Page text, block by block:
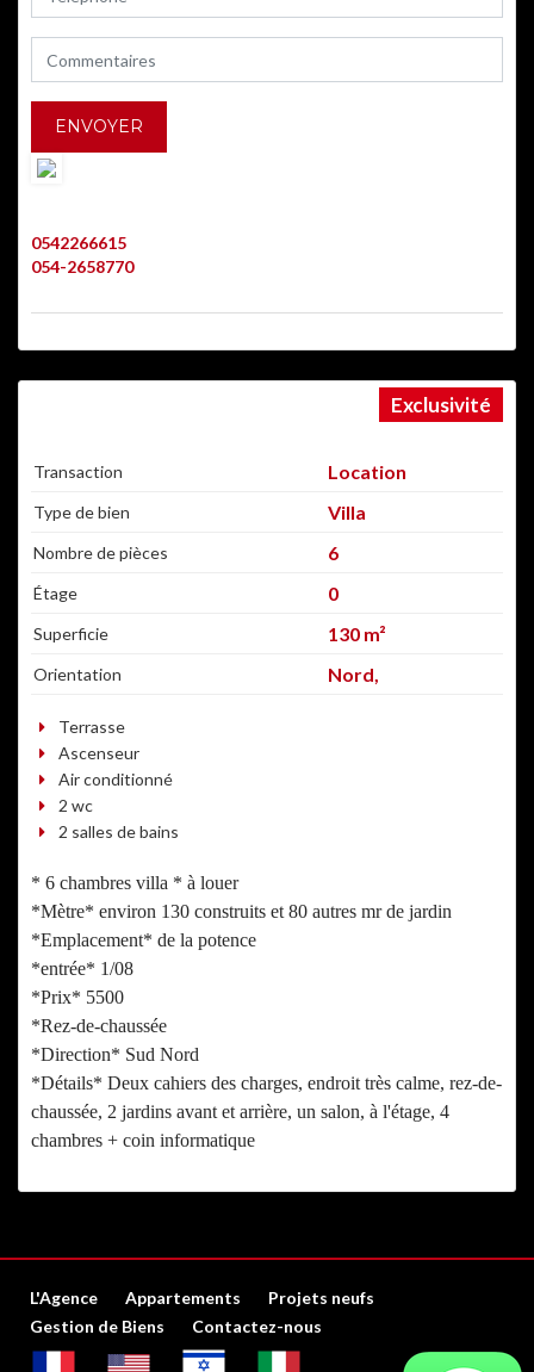
0542266615
054-2658770
Exclusivité
Transaction Location
Type de bien Villa
Nombre de pièces 6
Étage 0
Superficie 130 m²
Orientation Nord,
Terrasse
Ascenseur
Air conditionné
2 wc
2 salles de bains
* 6 chambres villa * à louer
*Mètre* environ 130 construits et 80 autres mr de jardin
*Emplacement* de la potence
*entrée* 1/08
*Prix* 5500
*Rez-de-chaussée
*Direction* Sud Nord
*Détails* Deux cahiers des charges, endroit très calme, rez-de-
chaussée, 2 jardins avant et arrière, un salon, à l'étage, 4
chambres + coin informatique
L'Agence Appartements
Projets neufs
Gestion de Biens
Contactez-nous